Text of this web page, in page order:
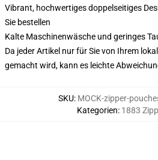
Vibrant, hochwertiges doppelseitiges
Sie bestellen
Kalte Maschinenwäsche und geringes
Da jeder Artikel nur für Sie von Ihrem
gemacht wird, kann es leichte
SKU: MOCK-zipper-
Kategorien: 1883